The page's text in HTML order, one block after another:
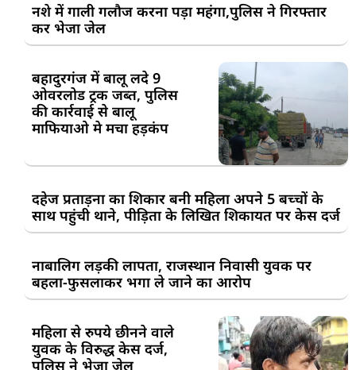
नशे में गाली गलौज करना पड़ा महंगा,पुलिस ने गिरफ्तार
कर भेजा जेल
बहादुरगंज में बालू लदे 9
ओवरलोड ट्रक जब्त, पुलिस
की कार्रवाई से बालू
माफियाओ मे मचा हड़कंप
दहेज प्रताड़ना का शिकार बनी महिला अपने 5 बच्चों के
साथ पहुंची थाने, पीड़िता के लिखित शिकायत पर केस दर्ज
नाबालिग लड़की लापता, राजस्थान निवासी युवक पर
बहला-फुसलाकर भगा ले जाने का आरोप
महिला से रुपये छीनने वाले
युवक के विरुद्ध केस दर्ज,
पुलिस ने भेजा जेल